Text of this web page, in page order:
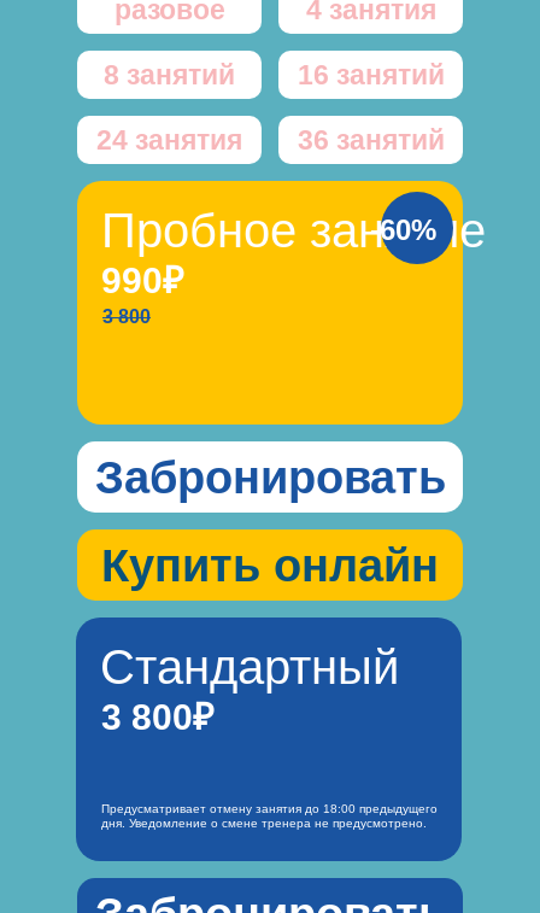
разовое 4 занятия
8 занятий 16 занятий
24 занятия 36 занятий
990₽
3 800
Пробное занятие
3 800₽
Стандартный
Забронировать
Купить онлайн
-60%
Предусматривает отмену занятия до 18:00 предыдущего
дня. Уведомление о смене тренера не предусмотрено.